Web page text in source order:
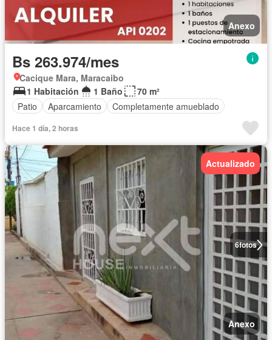
Anexo
Bs 263.974/mes
Cacique Mara, Maracaibo
1 Habitación
1 Baño
70 m²
Patio
Aparcamiento Completamente amueblado
Hace 1 día, 2 horas
6fotos
Actualizado
Anexo